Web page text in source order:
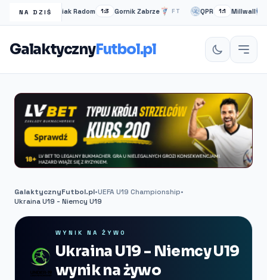
NA DZIŚ
Radomiak Radom 1:3 Gornik Zabrze FT QPR 1:1 Millwall
GalaktycznyFutbol.pl
GalaktycznyFutbol.pl•UEFA U19 Championship•
Ukraina U19 - Niemcy U19
WYNIK NA ŻYWO
Ukraina U19 - Niemcy U19
wynik na żywo